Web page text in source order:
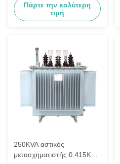
μεταλλείας που τυλίγει
ξεφορτώνει
Πάρτε την καλύτερη
τιμή
250KVA αστικός
μετασχηματιστής 0.415KV